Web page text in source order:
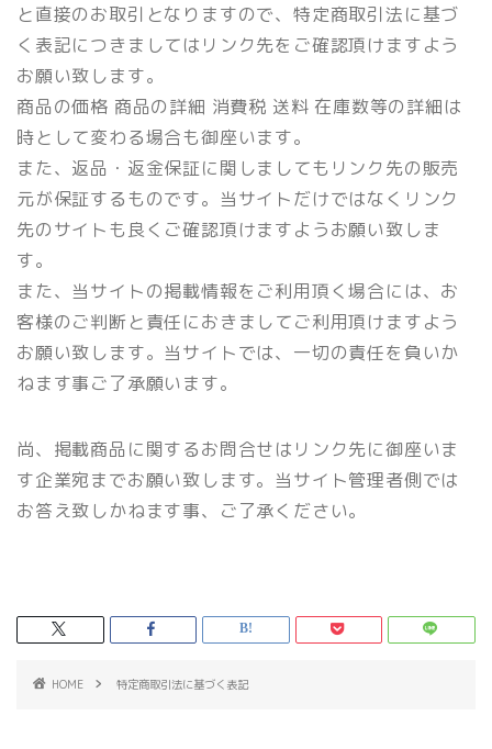
と直接のお取引となりますので、特定商取引法に基づ
く表記につきましてはリンク先をご確認頂けますよう
お願い致します。
商品の価格 商品の詳細 消費税 送料 在庫数等の詳細は
時として変わる場合も御座います。
また、返品・返金保証に関しましてもリンク先の販売
元が保証するものです。当サイトだけではなくリンク
先のサイトも良くご確認頂けますようお願い致しま
す。
また、当サイトの掲載情報をご利用頂く場合には、お
客様のご判断と責任におきましてご利用頂けますよう
お願い致します。当サイトでは、一切の責任を負いか
ねます事ご了承願います。
尚、掲載商品に関するお問合せはリンク先に御座いま
す企業宛までお願い致します。当サイト管理者側では
お答え致しかねます事、ご了承ください。
HOME 特定商取引法に基づく表記